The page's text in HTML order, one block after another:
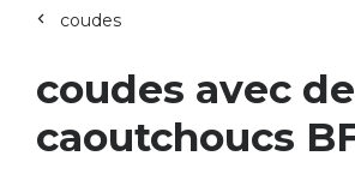
coudes
coudes avec
caoutchoucs